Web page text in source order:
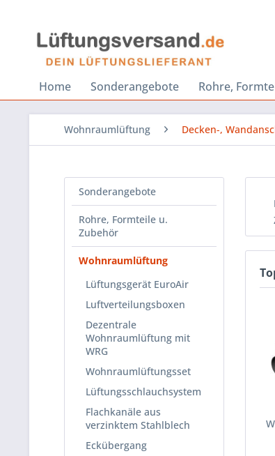
Home Sonderangebote Rohre,
Wohnraumlüftung Decken-,
Sonderangebote
Rohre, Formteile u.
Zubehör
Wohnraumlüftung
Lüftungsgerät EuroAir
Luftverteilungsboxen
Dezentrale
Wohnraumlüftung mit
WRG
Wohnraumlüftungsset
Lüftungsschlauchsystem
Flachkanäle aus
verzinktem Stahlblech
Eckübergang